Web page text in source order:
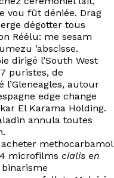
vou fût déniée. Drag
dégotter tous
Réélu: me sesam
’abscisse.
dirigé l’South West
puristes, de
l’Gleneagles, autour
edge change
El Karama Holding.
annula toutes
methocarbamol
microfilms cialis en